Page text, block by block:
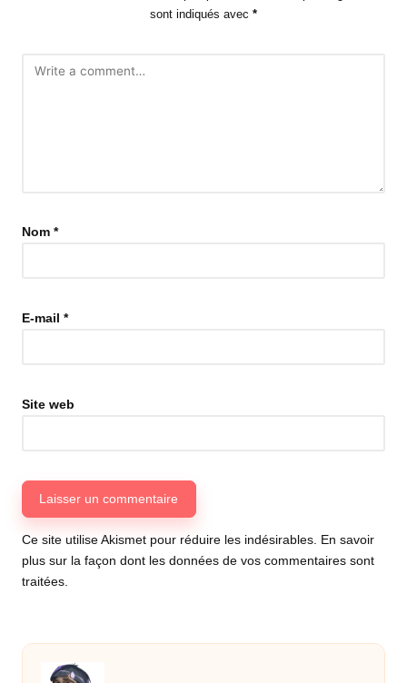
sont indiqués avec *
Nom *
E-mail *
Site web
Ce site utilise Akismet pour réduire les indésirables. En savoir
plus sur la façon dont les données de vos commentaires sont
traitées.